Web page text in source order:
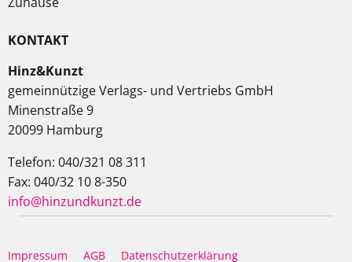
KONTAKT
Hinz&Kunzt
gemeinnützige Verlags- und Vertriebs GmbH
Minenstraße 9
20099 Hamburg
Telefon: 040/321 08 311
Fax: 040/32 10 8-350
info@hinzundkunzt.de
Impressum AGB Datenschutzerklärung